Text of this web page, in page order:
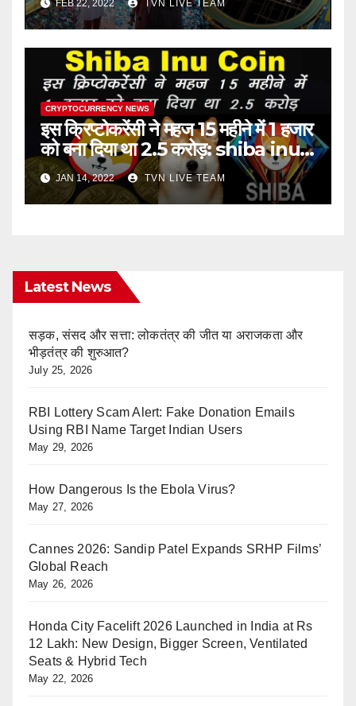
FEB 22, 2022 TVN LIVE TEAM
CRYPTOCURRENCY NEWS
इस क्रिप्‍टोकरेंसी ने महज 15 महीने में 1 हजार
को बना दिया था 2.5 करोड़: shiba inu
coin cryptocurrency in hindi
JAN 14, 2022 TVN LIVE TEAM
Latest News
सड़क, संसद और सत्ता: लोकतंत्र की जीत या अराजकता और
भीड़तंत्र की शुरुआत?
July 25, 2026
RBI Lottery Scam Alert: Fake Donation Emails
Using RBI Name Target Indian Users
May 29, 2026
How Dangerous Is the Ebola Virus?
May 27, 2026
Cannes 2026: Sandip Patel Expands SRHP Films’
Global Reach
May 26, 2026
Honda City Facelift 2026 Launched in India at Rs
12 Lakh: New Design, Bigger Screen, Ventilated
Seats & Hybrid Tech
May 22, 2026